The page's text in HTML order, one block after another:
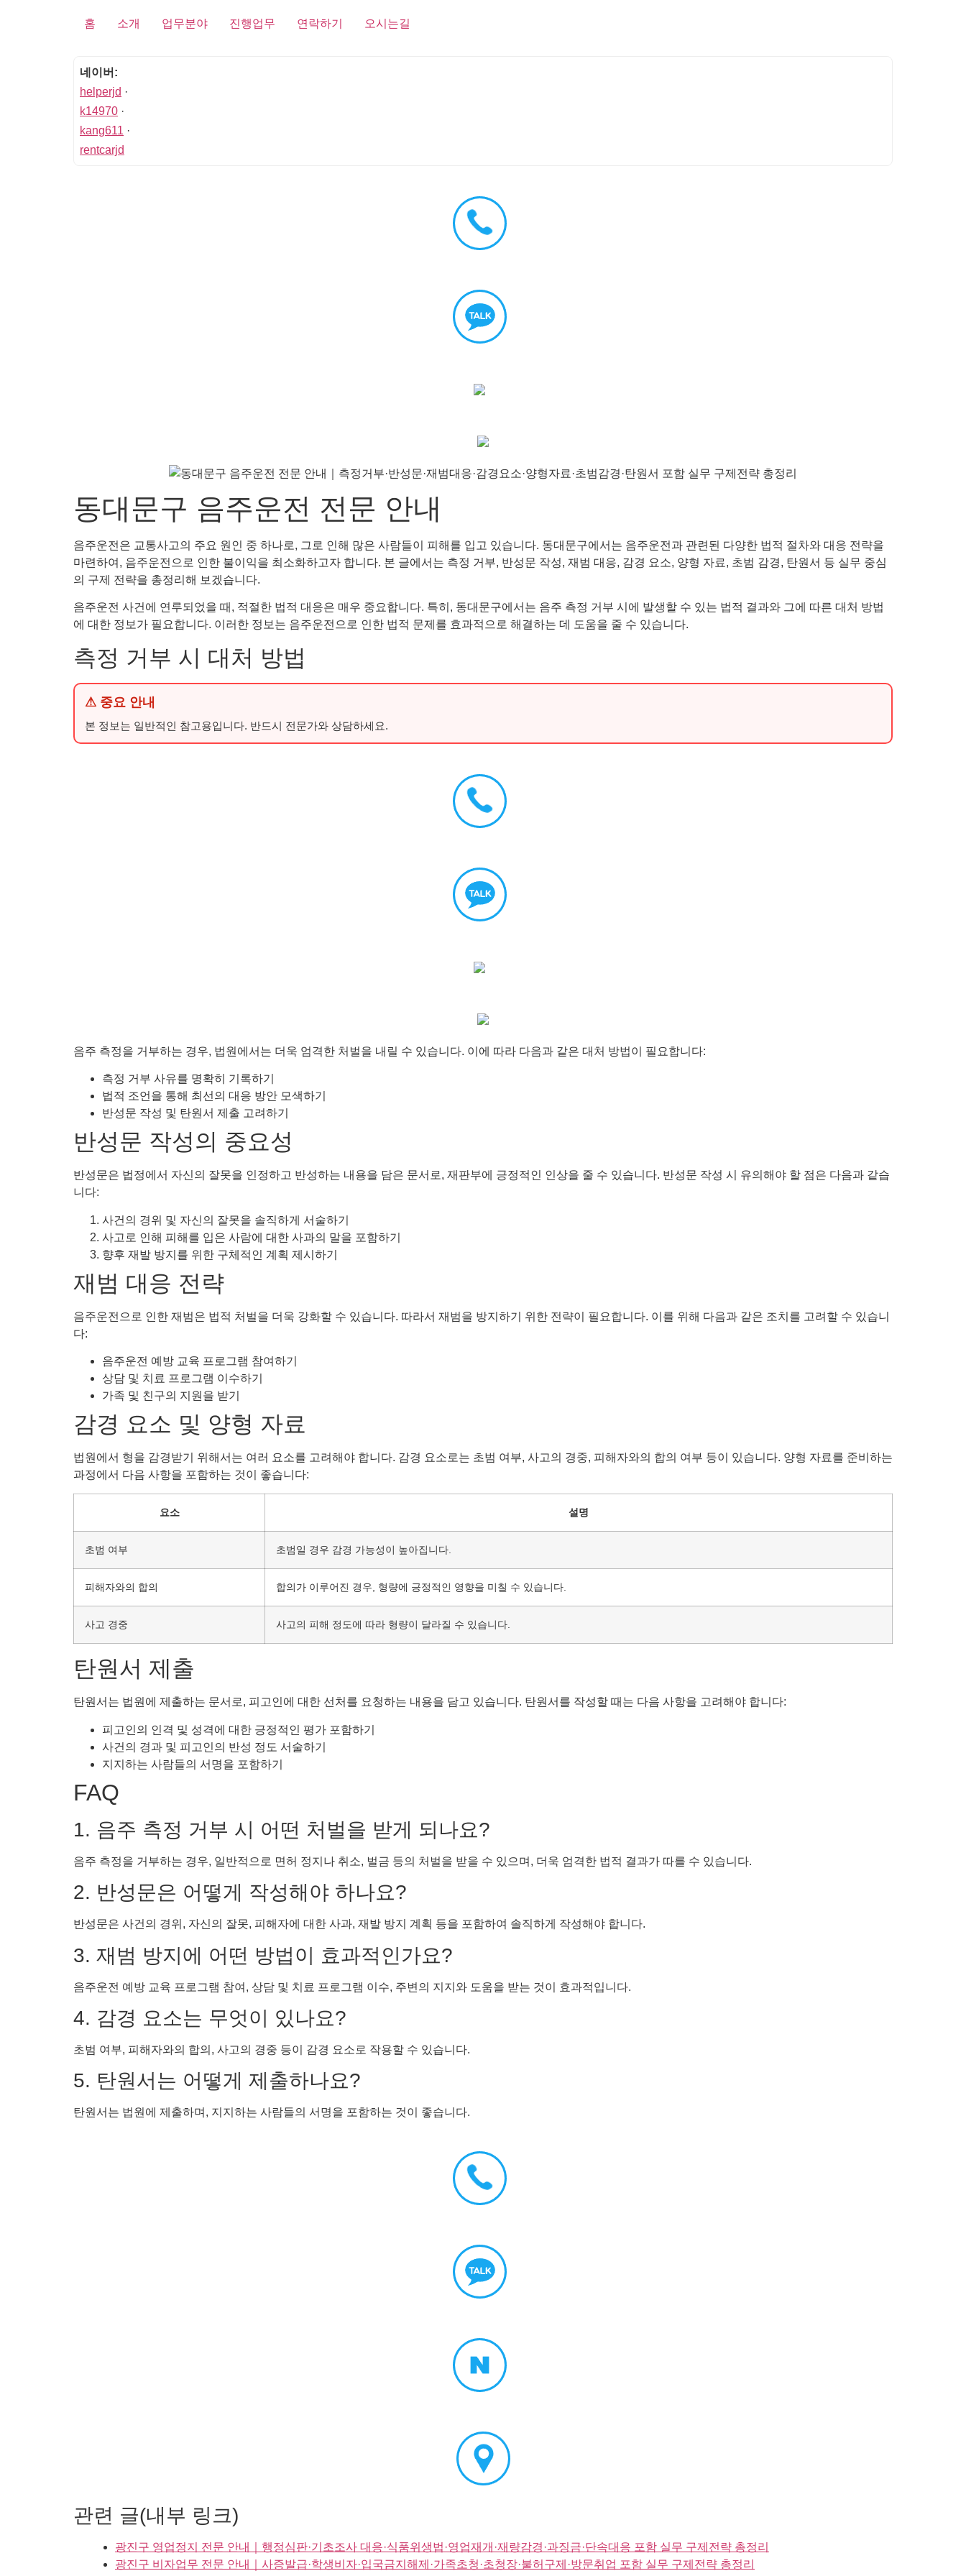
홈 소개 업무분야 진행업무 연락하기 오시는길
네이버:
helperjd ·
k14970 ·
kang611 ·
rentcarjd
동대문구 음주운전 전문 안내
음주운전은 교통사고의 주요 원인 중 하나로, 그로 인해 많은 사람들이 피해를 입고 있습니다. 동대문구에서는 음주운전과 관련된 다양한 법적 절차와 대응 전략을
마련하여, 음주운전으로 인한 불이익을 최소화하고자 합니다. 본 글에서는 측정 거부, 반성문 작성, 재범 대응, 감경 요소, 양형 자료, 초범 감경, 탄원서 등 실무 중심
의 구제 전략을 총정리해 보겠습니다.
음주운전 사건에 연루되었을 때, 적절한 법적 대응은 매우 중요합니다. 특히, 동대문구에서는 음주 측정 거부 시에 발생할 수 있는 법적 결과와 그에 따른 대처 방법
에 대한 정보가 필요합니다. 이러한 정보는 음주운전으로 인한 법적 문제를 효과적으로 해결하는 데 도움을 줄 수 있습니다.
측정 거부 시 대처 방법
⚠ 중요 안내
본 정보는 일반적인 참고용입니다. 반드시 전문가와 상담하세요.
음주 측정을 거부하는 경우, 법원에서는 더욱 엄격한 처벌을 내릴 수 있습니다. 이에 따라 다음과 같은 대처 방법이 필요합니다:
측정 거부 사유를 명확히 기록하기
법적 조언을 통해 최선의 대응 방안 모색하기
반성문 작성 및 탄원서 제출 고려하기
반성문 작성의 중요성
반성문은 법정에서 자신의 잘못을 인정하고 반성하는 내용을 담은 문서로, 재판부에 긍정적인 인상을 줄 수 있습니다. 반성문 작성 시 유의해야 할 점은 다음과 같습
니다:
사건의 경위 및 자신의 잘못을 솔직하게 서술하기
사고로 인해 피해를 입은 사람에 대한 사과의 말을 포함하기
향후 재발 방지를 위한 구체적인 계획 제시하기
재범 대응 전략
음주운전으로 인한 재범은 법적 처벌을 더욱 강화할 수 있습니다. 따라서 재범을 방지하기 위한 전략이 필요합니다. 이를 위해 다음과 같은 조치를 고려할 수 있습니
다:
음주운전 예방 교육 프로그램 참여하기
상담 및 치료 프로그램 이수하기
가족 및 친구의 지원을 받기
감경 요소 및 양형 자료
법원에서 형을 감경받기 위해서는 여러 요소를 고려해야 합니다. 감경 요소로는 초범 여부, 사고의 경중, 피해자와의 합의 여부 등이 있습니다. 양형 자료를 준비하는
과정에서 다음 사항을 포함하는 것이 좋습니다:
요소 설명
초범 여부 초범일 경우 감경 가능성이 높아집니다.
피해자와의 합의 합의가 이루어진 경우, 형량에 긍정적인 영향을 미칠 수 있습니다.
사고 경중 사고의 피해 정도에 따라 형량이 달라질 수 있습니다.
탄원서 제출
탄원서는 법원에 제출하는 문서로, 피고인에 대한 선처를 요청하는 내용을 담고 있습니다. 탄원서를 작성할 때는 다음 사항을 고려해야 합니다:
피고인의 인격 및 성격에 대한 긍정적인 평가 포함하기
사건의 경과 및 피고인의 반성 정도 서술하기
지지하는 사람들의 서명을 포함하기
FAQ
1. 음주 측정 거부 시 어떤 처벌을 받게 되나요?
음주 측정을 거부하는 경우, 일반적으로 면허 정지나 취소, 벌금 등의 처벌을 받을 수 있으며, 더욱 엄격한 법적 결과가 따를 수 있습니다.
2. 반성문은 어떻게 작성해야 하나요?
반성문은 사건의 경위, 자신의 잘못, 피해자에 대한 사과, 재발 방지 계획 등을 포함하여 솔직하게 작성해야 합니다.
3. 재범 방지에 어떤 방법이 효과적인가요?
음주운전 예방 교육 프로그램 참여, 상담 및 치료 프로그램 이수, 주변의 지지와 도움을 받는 것이 효과적입니다.
4. 감경 요소는 무엇이 있나요?
초범 여부, 피해자와의 합의, 사고의 경중 등이 감경 요소로 작용할 수 있습니다.
5. 탄원서는 어떻게 제출하나요?
탄원서는 법원에 제출하며, 지지하는 사람들의 서명을 포함하는 것이 좋습니다.
관련 글(내부 링크)
광진구 영업정지 전문 안내｜행정심판·기초조사 대응·식품위생법·영업재개·재량감경·과징금·단속대응 포함 실무 구제전략 총정리
광진구 비자업무 전문 안내｜사증발급·학생비자·입국금지해제·가족초청·초청장·불허구제·방문취업 포함 실무 구제전략 총정리